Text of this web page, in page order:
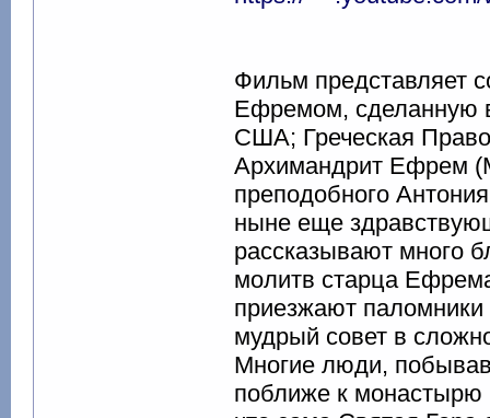
Фильм представляет
Ефремом, сделанную
США; Греческая
Архимандрит Ефрем
преподобного
ныне еще
рассказывают много
молитв старца
приезжают паломники
мудрый совет в
Многие люди,
поближе к монастырю